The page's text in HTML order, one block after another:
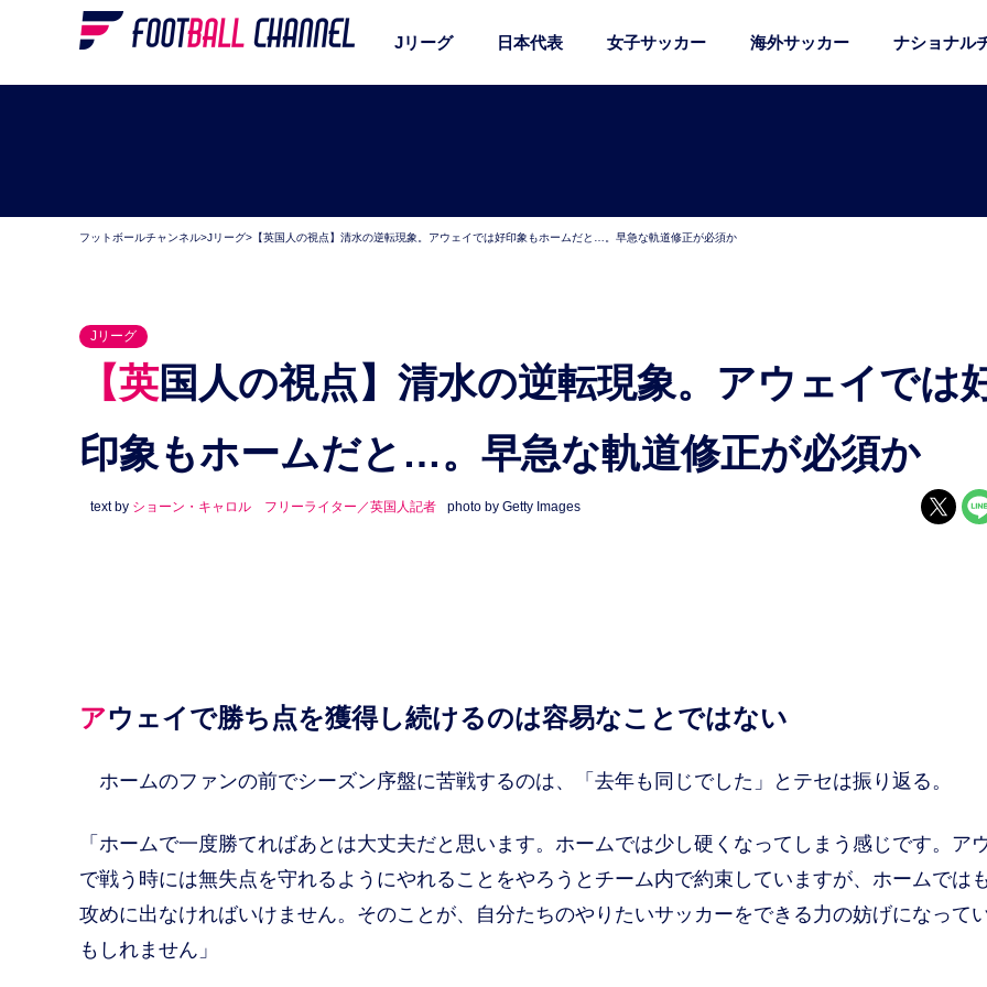
Jリーグ 日本代表 女子サッカー 海外サッカー ナショナル
フットボールチャンネル>Jリーグ> 【英国人の視点】清水の逆転現象。アウェイでは好印象もホームだと…。早急な軌道修正が必須か
Jリーグ
【英国人の視点】清水の逆転現象。アウェイでは好
印象もホームだと…。早急な軌道修正が必須か
text by ショーン・キャロル フリーライター／英国人記者 photo by Getty Images
アウェイで勝ち点を獲得し続けるのは容易なことではない
ホームのファンの前でシーズン序盤に苦戦するのは、「去年も同じでした」とテセは振り返る。
「ホームで一度勝てればあとは大丈夫だと思います。ホームでは少し硬くなってしまう感じです。ア
で戦う時には無失点を守れるようにやれることをやろうとチーム内で約束していますが、ホームでは
攻めに出なければいけません。そのことが、自分たちのやりたいサッカーをできる力の妨げになって
もしれません」